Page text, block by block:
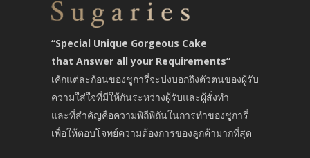
“Special Unique Gorgeous Cake
that Answer all your Requirements”
เค้กแต่ละก้อนของชูการี่จะบ่งบอกถึงตัวตนของผู้รับ
ความใส่ใจที่มีให้กันระหว่างผู้รับและผู้สั่งทำ
และที่สำคัญคือความพิถีพิถันในการทำของชูการี่
เพื่อให้ตอบโจทย์ความต้องการของลูกค้ามากที่สุด